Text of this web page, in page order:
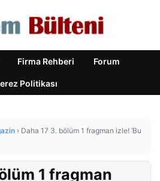
Firma Rehberi Forum
Politikası
› Daha 17 3. bölüm 1 fragman izle! ‘Bu
1 fragman